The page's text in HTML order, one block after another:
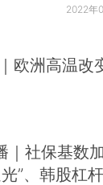
2022年
欧洲高温改
｜社保基数加
”、韩股杠杆